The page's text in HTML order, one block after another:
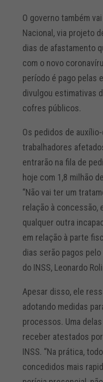
O governo também
Nacional, via projeto
dias de afastamento
com o novo
período é pago pelas
divulgou estimativas
cofres públicos.
Os pedidos de
trabalhadores
entrarão na fila de
hoje com 1,8 milhão
“Não vai ter um
relação à concessão,
qualquer outra
em relação à parte
dias serão pagos
do INSS, Leonardo
Apesar disso, ele
adotando medidas
processos. Uma
receber atestados
INSS. “Na prática,
concedidos mais